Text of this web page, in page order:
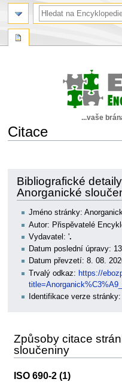
...vaše
Citace
navigaci
vyhledávání
Bibliografické
Anorganické
Jméno stránky:
Autor: Přispěvatelé
Vydavatel: '.
Datum poslední úpravy:
Datum převzetí: 8. 08.
Trvalý odkaz: https://
Identifikace verze
Způsoby citace
sloučeniny
ISO 690-2 (1)